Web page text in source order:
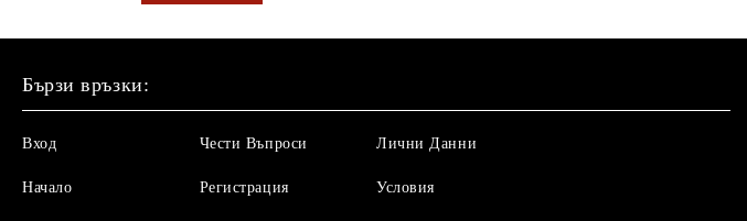
Бързи връзки:
Вход
Начало
Чести Въпроси
Регистрация
Лични Данни
Условия